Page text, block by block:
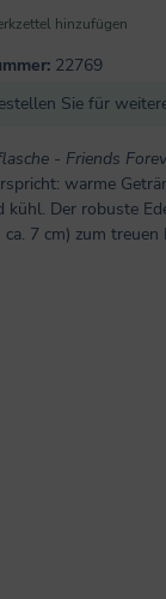
hinzufügen
22769
Sie für
- Friends
warme
kühl. Der robuste
ca. 7 cm) zum